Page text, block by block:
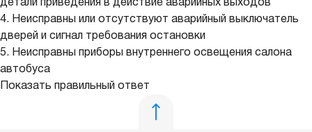
детали приведения в действие аварийных выходов
4. Неисправны или отсутствуют аварийный выключатель
дверей и сигнал требования остановки
5. Неисправны приборы внутреннего освещения салона
автобуса
Показать правильный ответ